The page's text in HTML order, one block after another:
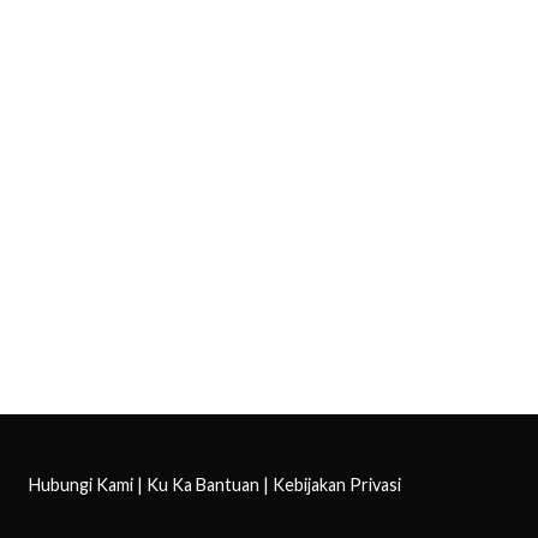
Hubungi Kami | Ku Ka Bantuan | Kebijakan Privasi